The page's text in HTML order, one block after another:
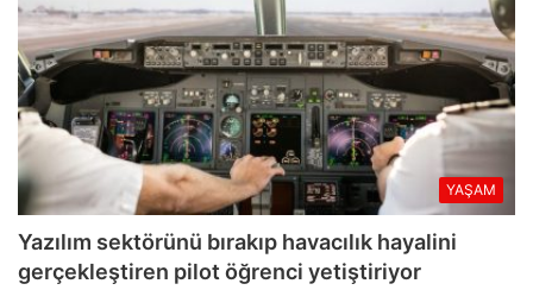
YAŞAM
Yazılım sektörünü bırakıp havacılık hayalini
gerçekleştiren pilot öğrenci yetiştiriyor